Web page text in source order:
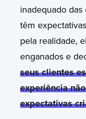
inadequado
têm
pela realidade,
enganados e
seus clientes
experiência
expectativas